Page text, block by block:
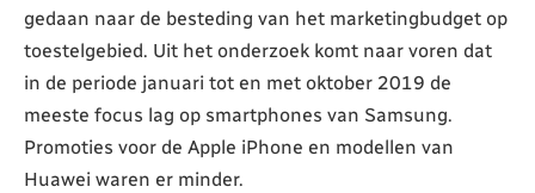
gedaan naar de besteding van het marketingbudget op
toestelgebied. Uit het onderzoek komt naar voren dat
in de periode januari tot en met oktober 2019 de
meeste focus lag op smartphones van Samsung.
Promoties voor de Apple iPhone en modellen van
Huawei waren er minder.